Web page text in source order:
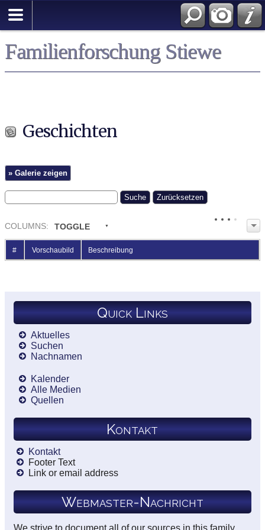
Familienforschung Stiewe
Geschichten
» Galerie zeigen
COLUMNS: TOGGLE
# Vorschaubild Beschreibung
Quick Links
Aktuelles
Suchen
Nachnamen
Kalender
Alle Medien
Quellen
Kontakt
Kontakt
Footer Text
Link or email address
Webmaster-Nachricht